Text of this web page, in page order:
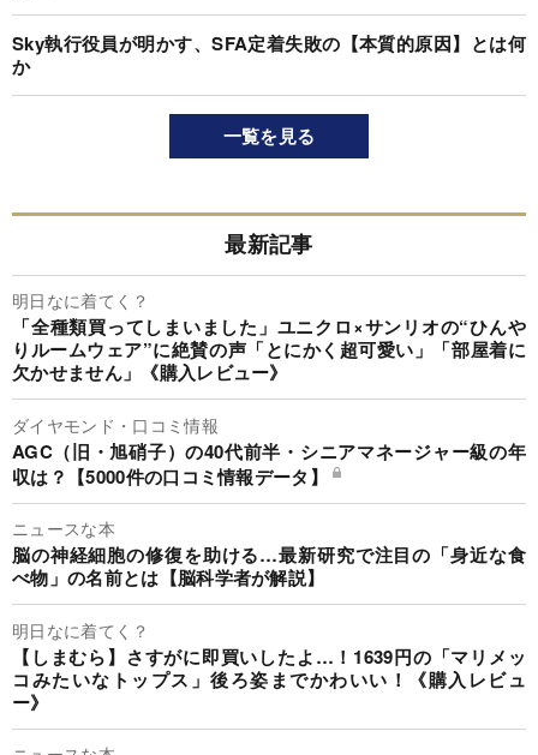
Sky執行役員が明かす、SFA定着失敗の【本質的原因】とは何
か
一覧を見る
最新記事
明日なに着てく？
「全種類買ってしまいました」ユニクロ×サンリオの“ひんや
りルームウェア”に絶賛の声「とにかく超可愛い」「部屋着に
欠かせません」《購入レビュー》
ダイヤモンド・口コミ情報
AGC（旧・旭硝子）の40代前半・シニアマネージャー級の年
収は？【5000件の口コミ情報データ】
ニュースな本
脳の神経細胞の修復を助ける…最新研究で注目の「身近な食
べ物」の名前とは【脳科学者が解説】
明日なに着てく？
【しまむら】さすがに即買いしたよ…！1639円の「マリメッ
コみたいなトップス」後ろ姿までかわいい！《購入レビュ
ー》